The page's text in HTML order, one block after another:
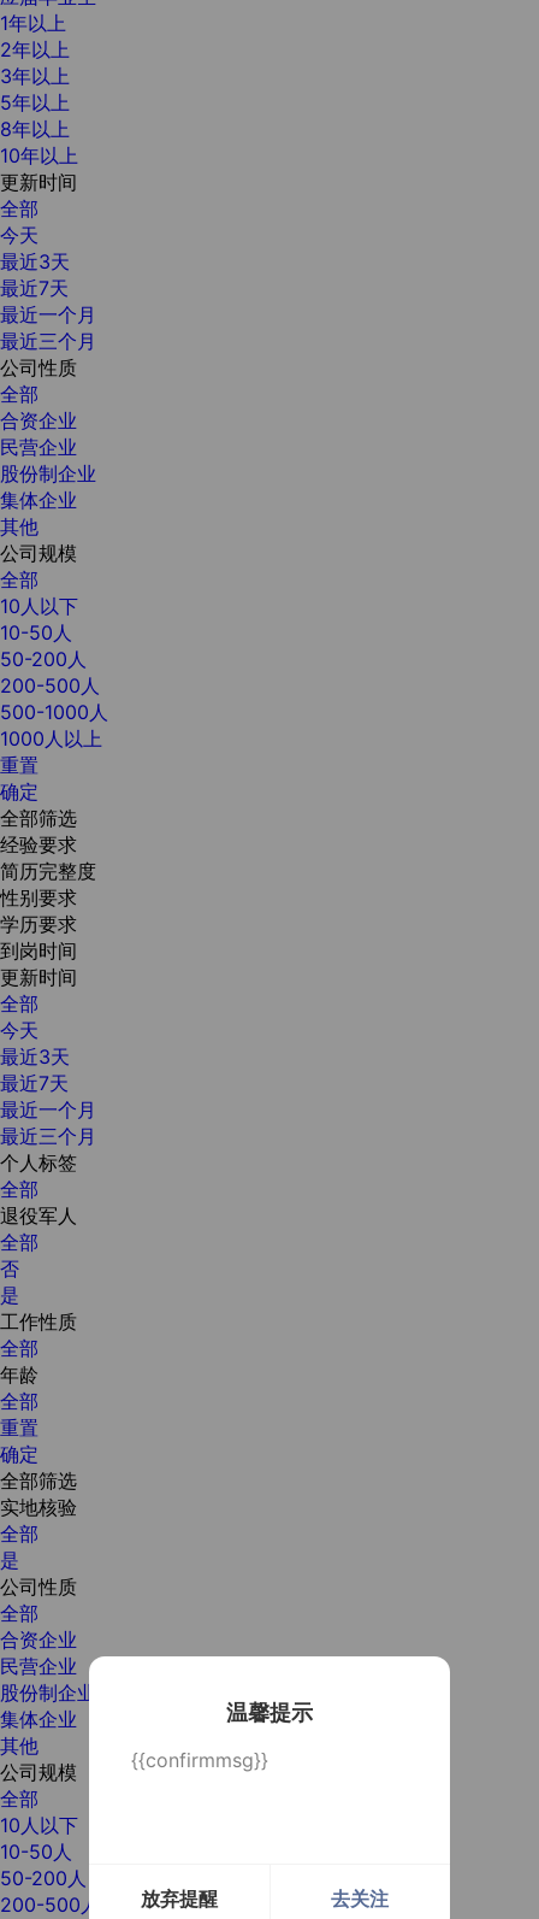
温馨提示
{{confirmmsg}}
放弃提醒 去关注
1年以上
2年以上
3年以上
5年以上
8年以上
10年以上
更新时间
全部
今天
最近3天
最近7天
最近一个月
最近三个月
公司性质
全部
合资企业
民营企业
股份制企业
集体企业
其他
公司规模
全部
10人以下
10-50人
50-200人
200-500人
500-1000人
1000人以上
重置
确定
全部筛选
经验要求
简历完整度
性别要求
学历要求
到岗时间
更新时间
全部
今天
最近3天
最近7天
最近一个月
最近三个月
个人标签
全部
退役军人
全部
否
是
工作性质
全部
年龄
全部
重置
确定
全部筛选
实地核验
全部
是
公司性质
全部
合资企业
民营企业
股份制企业
集体企业
其他
公司规模
全部
10人以下
10-50人
50-200人
200-500人